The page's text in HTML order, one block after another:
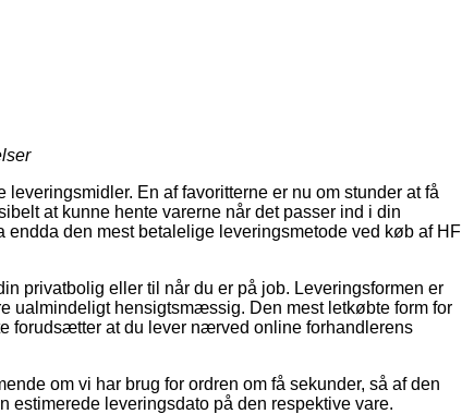
En af favoritterne er nu om stunder at få
at kunne hente varerne når det passer ind i din
endda den mest betalelige leveringsmetode ved køb af HF
privatbolig eller til når du er på job. Leveringsformen er
ualmindeligt hensigtsmæssig. Den mest letkøbte form for
forudsætter at du lever nærved online forhandlerens
om vi har brug for ordren om få sekunder, så af den
estimerede leveringsdato på den respektive vare.